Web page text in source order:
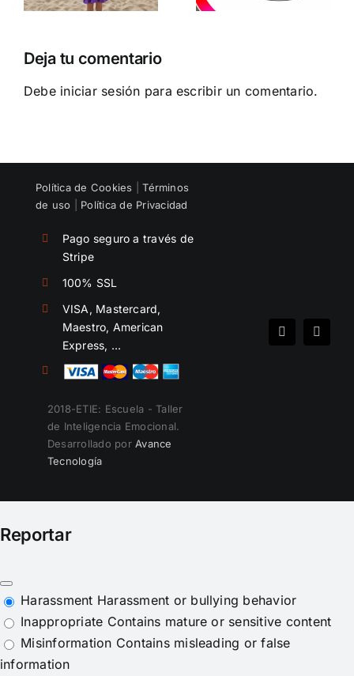
Y
Deja tu comentario
Debe iniciar sesión para escribir un comentario.
Política de Cookies |Términos
de uso
Política de Privacidad
Pago seguro a través de
Stripe
100% SSL
VISA, Mastercard,
Maestro, American
Express, …
2018-ETIE: Escuela - Taller
de Inteligencia Emocional.
Desarrollado porAvance
Tecnología
Spotify
Reportar
Harassment Harassment or bullying behavior
Inappropriate Contains mature or sensitive content
Misinformation Contains misleading or false
information